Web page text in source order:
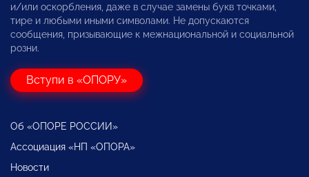
и/или оскорбления, даже в случае замены букв точками,
тире и любыми иными символами. Не допускаются
сообщения, призывающие к межнациональной и социальной
розни.
Вступи в «ОПОРУ»
Об «ОПОРЕ РОССИИ»
Ассоциация «НП «ОПОРА»
Новости